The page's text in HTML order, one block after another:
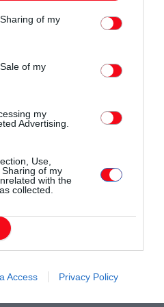
of my
of my
my
Advertising.
Use,
of my
with the
collected.
Access Privacy Policy
34)
ρεπό τους στον β’ γύρο
2)
Β’